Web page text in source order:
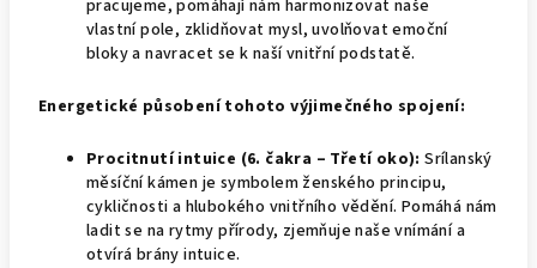
pracujeme, pomáhají nám harmonizovat naše
vlastní pole, zklidňovat mysl, uvolňovat emoční
bloky a navracet se k naší vnitřní podstatě.
Energetické působení tohoto výjimečného spojení:
Procitnutí intuice (6. čakra – Třetí oko): Srílanský
měsíční kámen je symbolem ženského principu,
cykličnosti a hlubokého vnitřního vědění. Pomáhá nám
ladit se na rytmy přírody, zjemňuje naše vnímání a
otvírá brány intuice.